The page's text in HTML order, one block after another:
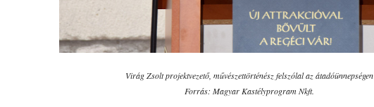
Virág Zsolt projektvezető, művészettörténész felszólal az átadóünnepségen
Forrás: Magyar Kastélyprogram Nkft.